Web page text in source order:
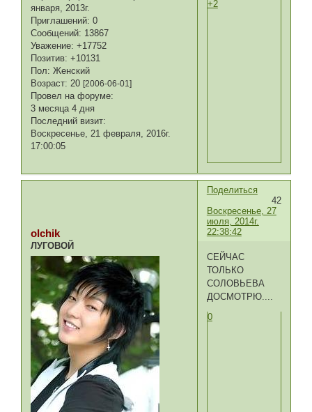
января, 2013г.
Приглашений: 0
Сообщений: 13867
Уважение: +17752
Позитив: +10131
Пол: Женский
Возраст: 20[2006-06-01]
Провел на форуме:
3 месяца 4 дня
Последний визит:
Воскресенье, 21 февраля, 2016г.
17:00:05
+2
Поделиться
42
Воскресенье, 27
июля, 2014г.
22:38:42
olchik
ЛУГОВОЙ
СЕЙЧАС
ТОЛЬКО
СОЛОВЬЕВА
ДОСМОТРЮ....
0